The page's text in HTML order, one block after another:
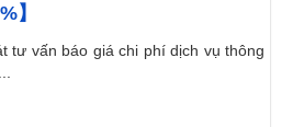
】
tư vấn báo giá chi phí dịch vụ thông